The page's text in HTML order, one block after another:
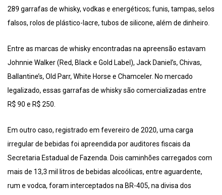
289 garrafas de whisky, vodkas e energéticos; funis, tampas, selos
falsos, rolos de plástico-lacre, tubos de silicone, além de dinheiro.
Entre as marcas de whisky encontradas na apreensão estavam
Johnnie Walker (Red, Black e Gold Label), Jack Daniel’s, Chivas,
Ballantine’s, Old Parr, White Horse e Chamceler. No mercado
legalizado, essas garrafas de whisky são comercializadas entre
R$ 90 e R$ 250.
Em outro caso, registrado em fevereiro de 2020, uma carga
irregular de bebidas foi apreendida por auditores fiscais da
Secretaria Estadual de Fazenda. Dois caminhões carregados com
mais de 13,3 mil litros de bebidas alcoólicas, entre aguardente,
rum e vodca, foram interceptados na BR-405, na divisa dos